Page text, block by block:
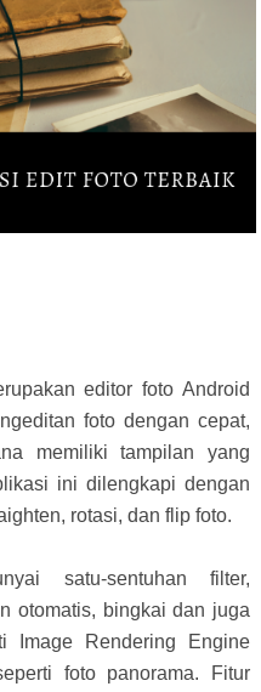
editor foto Android
foto dengan cepat,
memiliki tampilan yang
ini dilengkapi dengan
rotasi, dan flip foto.
satu-sentuhan filter,
otomatis, bingkai dan juga
Image Rendering Engine
foto panorama. Fitur